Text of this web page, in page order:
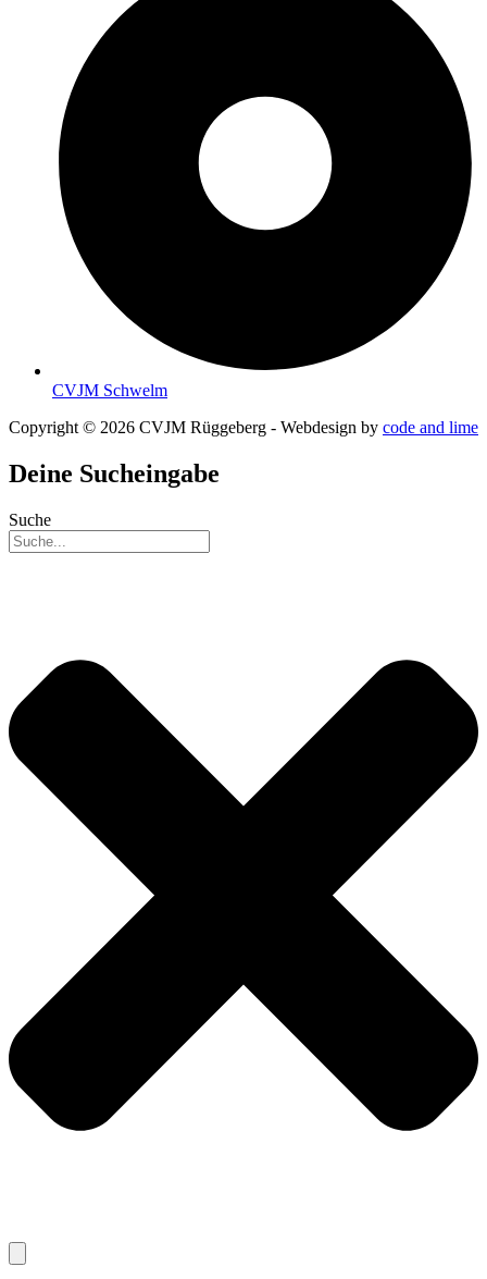
CVJM Schwelm
Copyright © 2026 CVJM Rüggeberg - Webdesign by code and lime
Deine Sucheingabe
Suche